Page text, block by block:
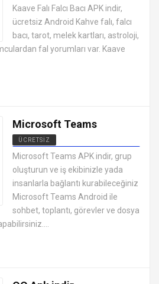
SOSYAL MEDYA MESAJLAŞMA
UYGULAMALARI APK
Kaave Falı Falcı Bacı APK indir,
ücretsiz Android Kahve falı, falcı
bacı, tarot, melek kartları, astroloji,
fal yorumları var. Kaave
Microsoft Teams
ÜCRETSIZ
SOSYAL MEDYA MESAJLAŞMA
UYGULAMALARI APK
Microsoft Teams APK indir, grup
oluşturun ve iş ekibinizle yada
insanlarla bağlantı kurabileceğiniz
Microsoft Teams Android ile
sohbet, toplantı, görevler ve dosya